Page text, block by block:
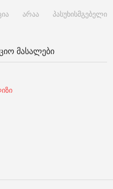
არაა პასუხისმგებელი
ᲛᲐᲡᲐᲚᲔᲑᲘ